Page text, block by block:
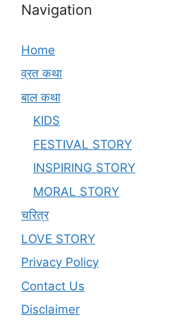
Navigation
Home
व्रत कथा
बाल कथा
KIDS
FESTIVAL STORY
INSPIRING STORY
MORAL STORY
चरित्र
LOVE STORY
Privacy Policy
Contact Us
Disclaimer